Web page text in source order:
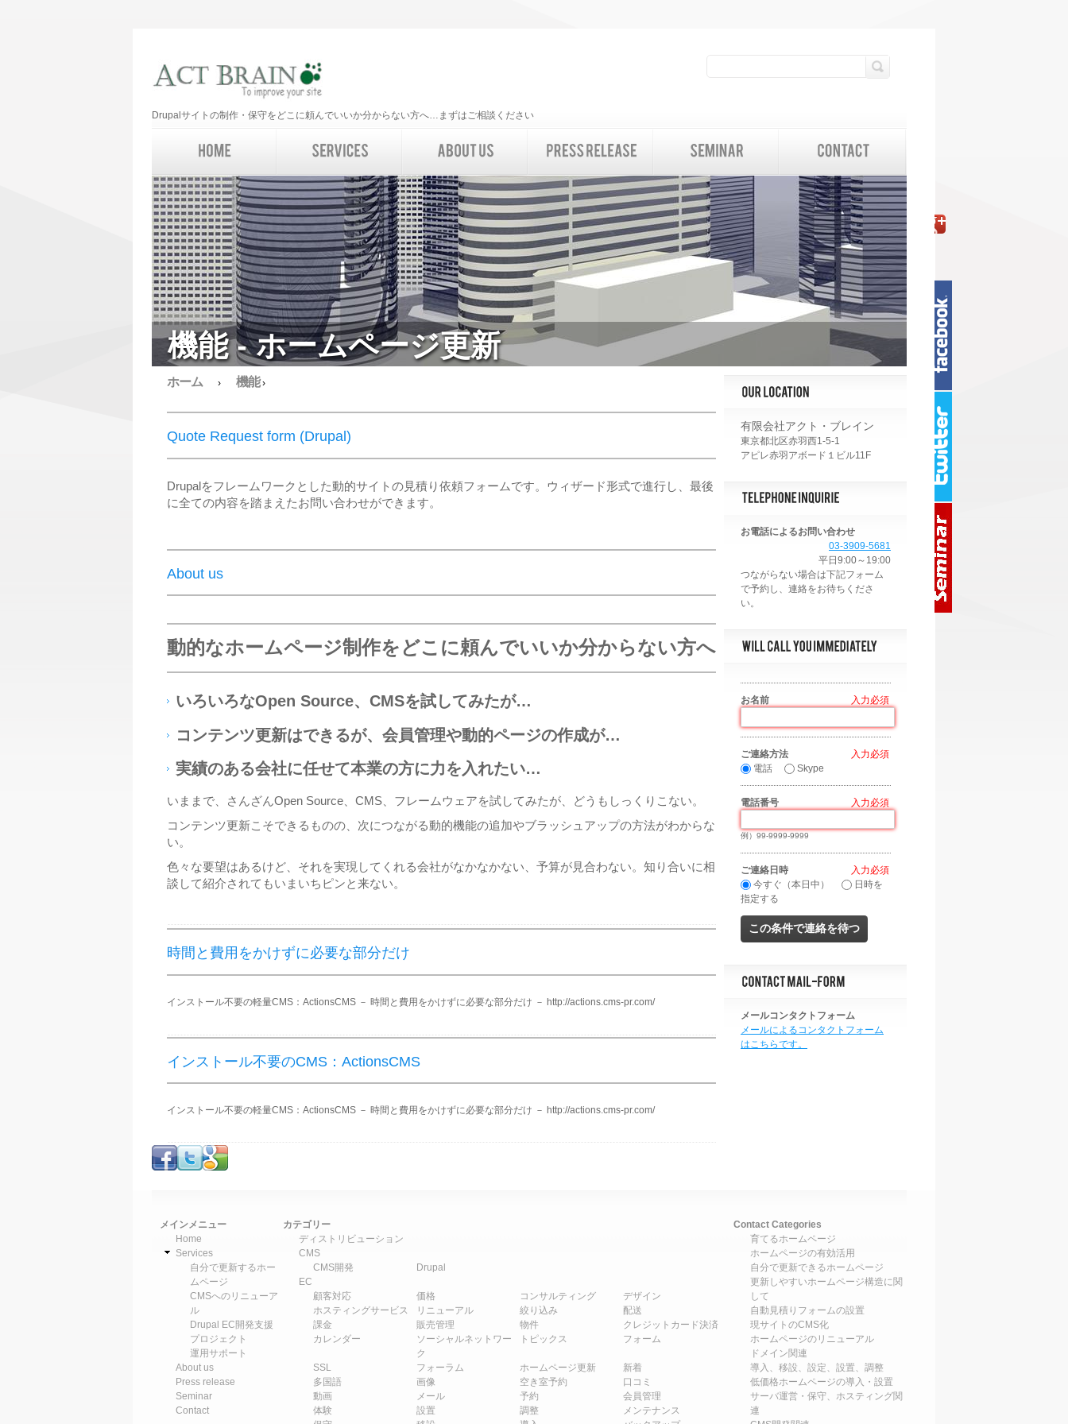
Drupalサイトの制作・保守をどこに頼んでいいか分からない方へ…まずはご相談ください
機能 - ホームページ更新
有限会社アクト・ブレイン
東京都北区赤羽西1-5-1
アピレ赤羽アボード１ビル11F
お電話によるお問い合わせ
03-3909-5681
平日9:00～19:00
お名前
ご連絡方法
電話
Skype
電話番号
例）99-9999-9999
ご連絡日時
今すぐ（本日中）
日時を
指定する
メールコンタクトフォーム
メールによるコンタクトフォーム
はこちらです。
ホーム › 機能›
Quote Request form (Drupal)
Drupalをフレームワークとした動的サイトの見積り依頼フォームです。ウィザード形式で進行し、最後
に全ての内容を踏まえたお問い合わせができます。
About us
動的なホームページ制作をどこに頼んでいいか分からない方へ
いろいろなOpen Source、CMSを試してみたが…
コンテンツ更新はできるが、会員管理や動的ページの作成が…
実績のある会社に任せて本業の方に力を入れたい…
いままで、さんざんOpen Source、CMS、フレームウェアを試してみたが、どうもしっくりこない。
コンテンツ更新こそできるものの、次につながる動的機能の追加やブラッシュアップの方法がわからな
い。
色々な要望はあるけど、それを実現してくれる会社がなかなかない、予算が見合わない。知り合いに相
談して紹介されてもいまいちピンと来ない。
時間と費用をかけずに必要な部分だけ
インストール不要の軽量CMS：ActionsCMS － 時間と費用をかけずに必要な部分だけ － http://actions.cms-pr.com/
インストール不要のCMS：ActionsCMS
インストール不要の軽量CMS：ActionsCMS － 時間と費用をかけずに必要な部分だけ － http://actions.cms-pr.com/
メインメニュー
Home
Services
自分で更新するホー
ムページ
CMSへのリニューア
ル
Drupal EC開発支援
プロジェクト
運用サポート
About us
Press release
Seminar
Contact
カテゴリー
ディストリビューション
CMS
CMS開発
Drupal
EC
顧客対応
価格 コンサルティング
デザイン
ホスティングサービス
リニューアル 絞り込み
配送
課金
販売管理 物件
クレジットカード決済
カレンダー
ソーシャルネットワー
ク
トピックス フォーム
SSL フォーラム ホームページ更新
新着
多国語
画像 空き室予約
口コミ
動画
メール 予約
会員管理
体験
設置 調整
メンテナンス
Contact Categories
育てるホームページ
ホームページの有効活用
自分で更新できるホームページ
更新しやすいホームページ構造に関
して
自動見積りフォームの設置
現サイトのCMS化
ホームページのリニューアル
ドメイン関連
導入、移設、設定、設置、調整
低価格ホームページの導入・設置
サーバ運営・保守、ホスティング関
連